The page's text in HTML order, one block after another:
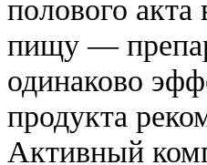
полового
пищу —
одинаково
продукта
Активный